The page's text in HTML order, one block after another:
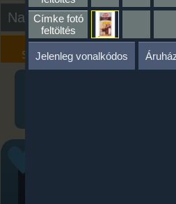
Nap kiértékelése
Kalória
Szimulátor
Szöveges
Értékelés
Címke fotó
feltöltés
Jelenleg vonalkódos